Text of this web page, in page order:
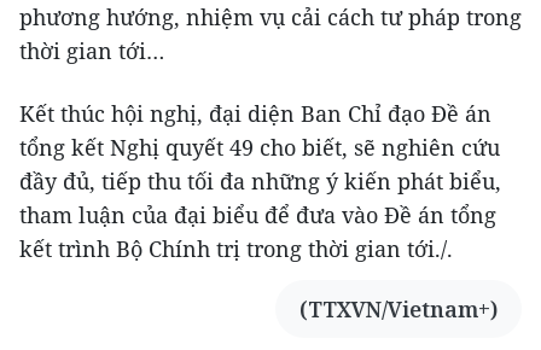
phương hướng, nhiệm vụ cải cách tư pháp trong
thời gian tới…
Kết thúc hội nghị, đại diện Ban Chỉ đạo Đề án
tổng kết Nghị quyết 49 cho biết, sẽ nghiên cứu
đầy đủ, tiếp thu tối đa những ý kiến phát biểu,
tham luận của đại biểu để đưa vào Đề án tổng
kết trình Bộ Chính trị trong thời gian tới./.
(TTXVN/Vietnam+)